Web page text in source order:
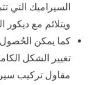
السيراميك التي
ويتلائم مع ديكور
كما يمكن
تغيير الشكل
مقاول تركيب